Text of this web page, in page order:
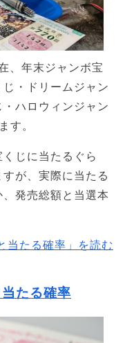
、年末ジャンボ宝
・ドリームジャン
ハロウィンジャン
す。
じに当たるぐら
が、実際に当たる
発売総額と当選本
当たる確率」を読む
たる確率